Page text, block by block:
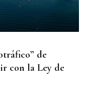
de
con la Ley de